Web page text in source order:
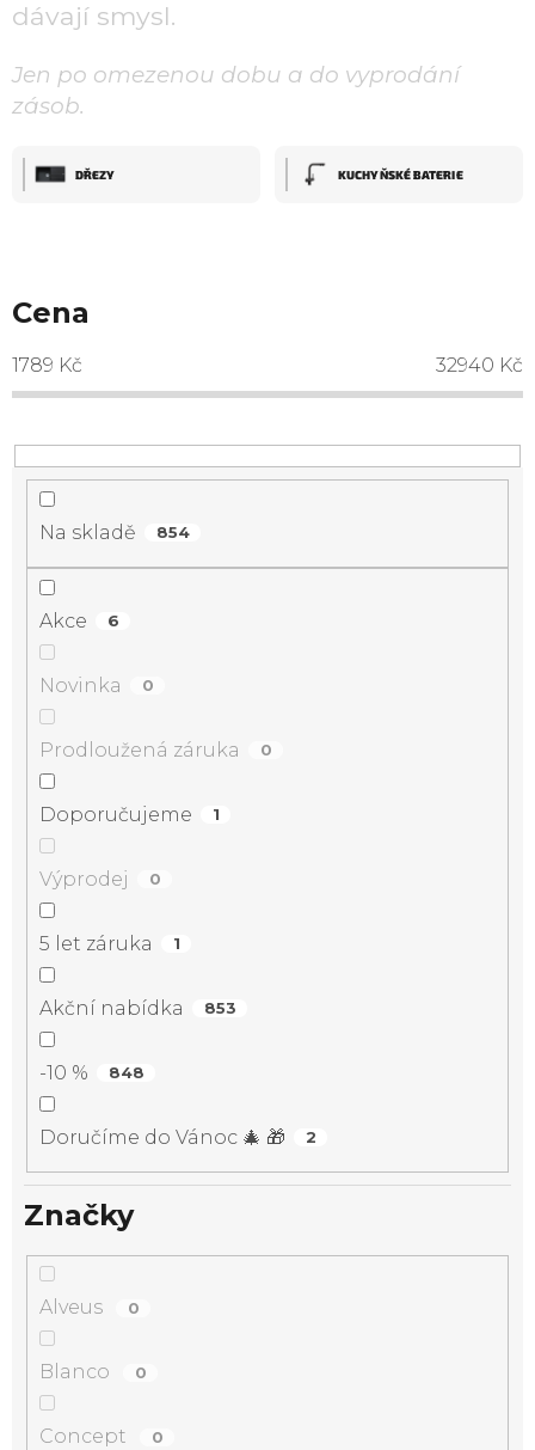
dávají smysl.
Jen po omezenou dobu a do vyprodání
zásob.
DŘEZY KUCHYŇSKÉ BATERIE
Cena
1789 Kč 32940 Kč
Na skladě 854
Akce 6
Novinka 0
Prodloužená záruka 0
Doporučujeme 1
Výprodej 0
5 let záruka 1
Akční nabídka 853
-10 % 848
Doručíme do Vánoc 🎄 🎁 2
Značky
Alveus 0
Blanco 0
Concept 0